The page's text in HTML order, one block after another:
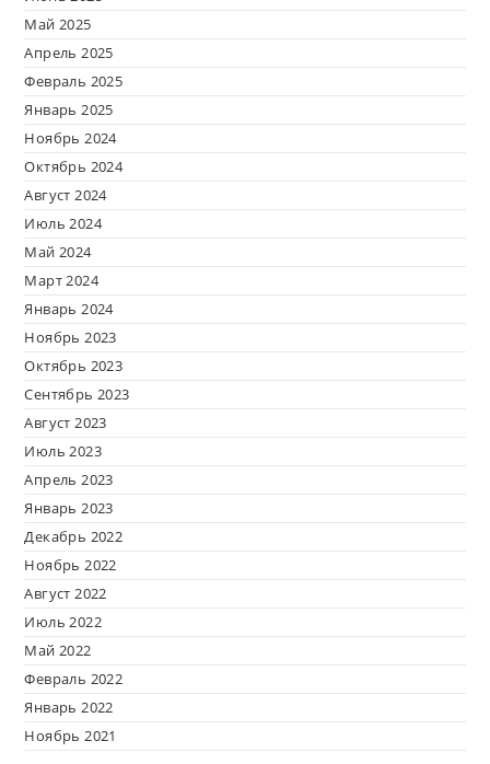
Май 2025
Апрель 2025
Февраль 2025
Январь 2025
Ноябрь 2024
Октябрь 2024
Август 2024
Июль 2024
Май 2024
Март 2024
Январь 2024
Ноябрь 2023
Октябрь 2023
Сентябрь 2023
Август 2023
Июль 2023
Апрель 2023
Январь 2023
Декабрь 2022
Ноябрь 2022
Август 2022
Июль 2022
Май 2022
Февраль 2022
Январь 2022
Ноябрь 2021